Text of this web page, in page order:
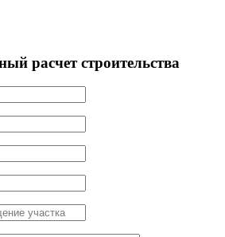
расчет строительства